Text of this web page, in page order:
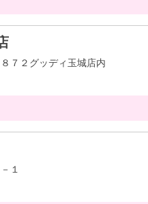
７２グッディ玉城店内
１